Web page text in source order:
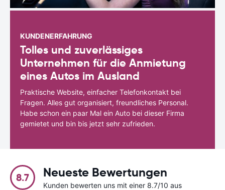
KUNDENERFAHRUNG
Tolles und zuverlässiges
Unternehmen für die Anmietung
eines Autos im Ausland
Praktische Website, einfacher Telefonkontakt bei
Fragen. Alles gut organisiert, freundliches Personal.
Habe schon ein paar Mal ein Auto bei dieser Firma
gemietet und bin bis jetzt sehr zufrieden.
8.7 Neueste Bewertungen
Kunden bewerten uns mit einer 8.7/10 aus